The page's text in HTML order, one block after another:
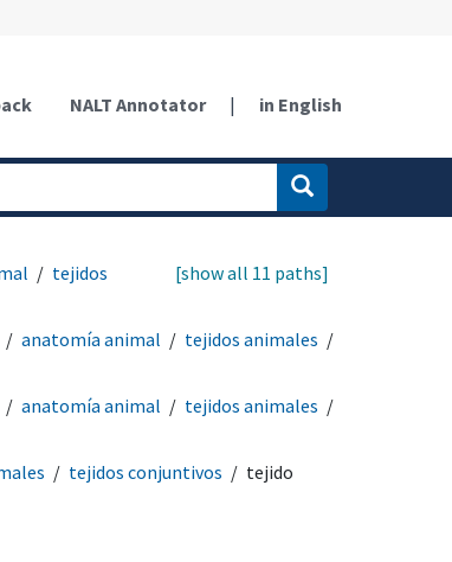
NALT Annotator | in English
tejidos
[show all 11 paths]
anatomía animal
tejidos animales
anatomía animal
tejidos animales
tejidos conjuntivos
tejido